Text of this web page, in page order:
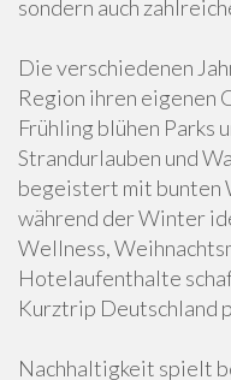
sondern auch
Die verschiedenen
Region ihren eigenen
Frühling blühen Parks
Strandurlauben und
begeistert mit bunten
während der Winter
Wellness,
Hotelaufenthalte
Kurztrip Deutschland
Nachhaltigkeit spielt